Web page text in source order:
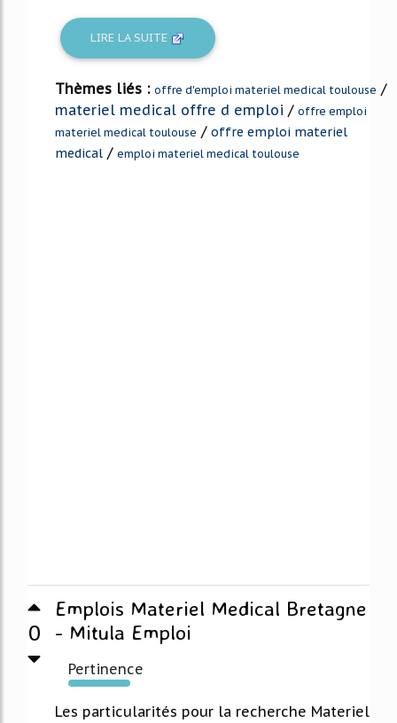
LIRE LA SUITE
Thèmes liés : offre d'emploi materiel medical toulouse /
materiel medical offre d emploi / offre emploi
materiel medical toulouse / offre emploi materiel
medical / emploi materiel medical toulouse
0
Emplois Materiel Medical Bretagne
- Mitula Emploi
Pertinence
471%
Les particularités pour la recherche Materiel